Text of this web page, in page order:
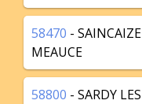
58470 - SAINCAIZE
MEAUCE
58800 - SARDY LES